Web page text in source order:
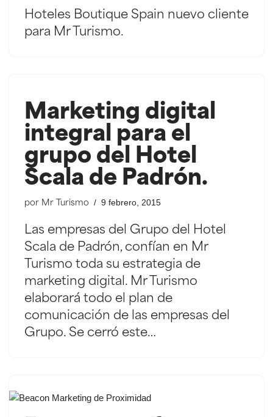
Hoteles Boutique Spain nuevo cliente
para Mr Turismo.
Marketing digital
integral para el
grupo del Hotel
Scala de Padrón.
por Mr Turismo 9 febrero, 2015
Las empresas del Grupo del Hotel
Scala de Padrón, confían en Mr
Turismo toda su estrategia de
marketing digital. Mr Turismo
elaborará todo el plan de
comunicación de las empresas del
Grupo. Se cerró este…